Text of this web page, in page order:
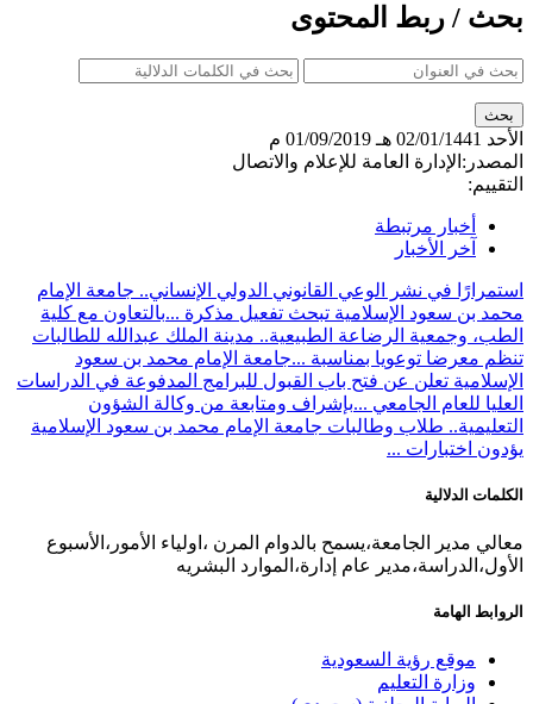
بحث / ربط المحتوى
الأحد 02/01/1441 هـ
01/09/2019 م
المصدر: الإدارة العامة للإعلام والاتصال
التقييم:
أخبار مرتبطة
آخر الأخبار
استمرارًا في نشر الوعي القانوني الدولي الإنساني.. جامعة الإمام
محمد بن سعود الإسلامية تبحث تفعيل مذكرة ...بالتعاون مع كلية
الطب، وجمعية الرضاعة الطبيعية.. مدينة الملك عبدالله للطالبات
تنظم معرضا توعويا بمناسبة ...جامعة الإمام محمد بن سعود
الإسلامية تعلن عن فتح باب القبول للبرامج المدفوعة في الدراسات
العليا للعام الجامعي ...بإشراف ومتابعة من وكالة الشؤون
التعليمية.. طلاب وطالبات جامعة الإمام محمد بن سعود الإسلامية
يؤدون اختبارات ...
الكلمات الدلالية
معالي مدير الجامعة،يسمح بالدوام المرن ،اولياء الأمور،الأسبوع
الأول،الدراسة،مدير عام إدارة،الموارد البشريه
الروابط الهامة
موقع رؤية السعودية
وزارة التعليم